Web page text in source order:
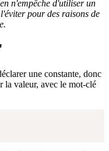
n'empêche d'utiliser un
pour des raisons de
une constante, donc
la valeur, avec le mot-clé